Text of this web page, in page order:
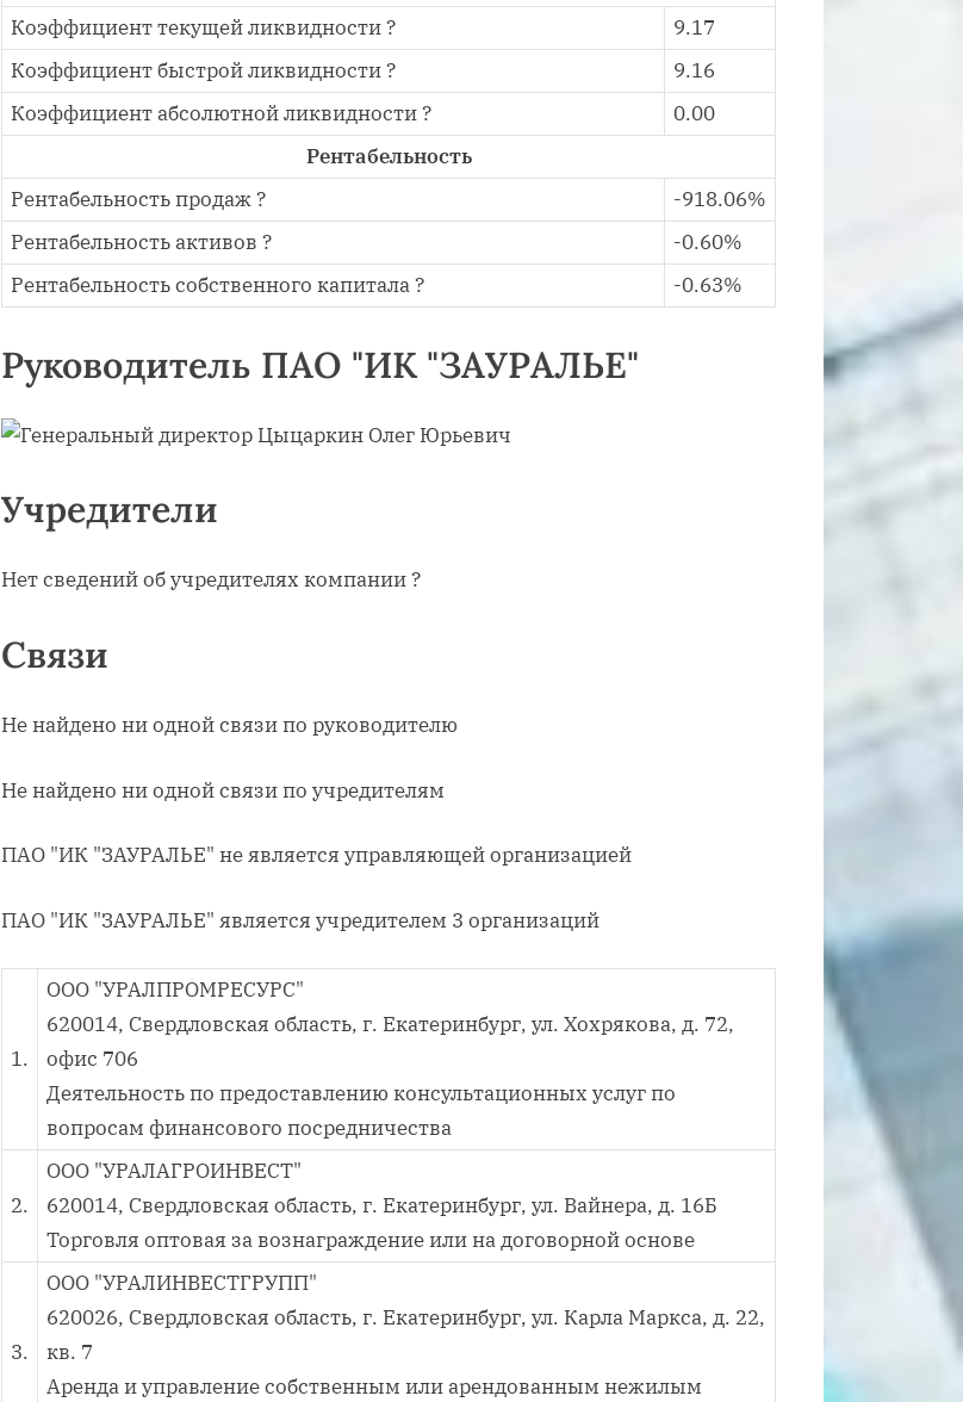
Коэффициент текущей ликвидности ?
9.17
Коэффициент быстрой ликвидности ?
9.16
Коэффициент абсолютной ликвидности ?
0.00
Рентабельность
Рентабельность продаж ?
-918.06%
Рентабельность активов ?
-0.60%
Рентабельность собственного капитала ?
-0.63%
Руководитель ПАО "ИК "ЗАУРАЛЬЕ"
Учредители
Нет сведений об учредителях компании ?
Связи
Не найдено ни одной связи по руководителю
Не найдено ни одной связи по учредителям
ПАО "ИК "ЗАУРАЛЬЕ" не является управляющей организацией
ПАО "ИК "ЗАУРАЛЬЕ" является учредителем 3 организаций
1.
ООО "УРАЛПРОМРЕСУРС"
620014, Свердловская область, г. Екатеринбург, ул. Хохрякова, д. 72,
офис 706
Деятельность по предоставлению консультационных услуг по
вопросам финансового посредничества
2.
ООО "УРАЛАГРОИНВЕСТ"
620014, Свердловская область, г. Екатеринбург, ул. Вайнера, д. 16Б
Торговля оптовая за вознаграждение или на договорной основе
3.
ООО "УРАЛИНВЕСТГРУПП"
620026, Свердловская область, г. Екатеринбург, ул. Карла Маркса, д. 22,
кв. 7
Аренда и управление собственным или арендованным нежилым